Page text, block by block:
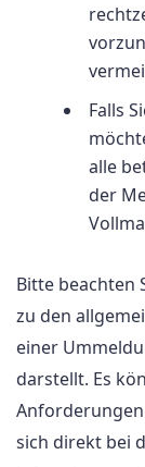
Falls
alle
der
Bitte beachten
zu den
einer
darstellt. Es
sich direkt bei